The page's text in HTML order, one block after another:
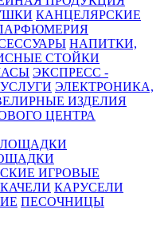
КАНЦЕЛЯРСКИЕ
НАПИТКИ,
СТОЙКИ
ЭКСПРЕСС -
ЭЛЕКТРОНИКА,
ИЗДЕЛИЯ
ЦЕНТРА
ИГРОВЫЕ
КАРУСЕЛИ
ПЕСОЧНИЦЫ